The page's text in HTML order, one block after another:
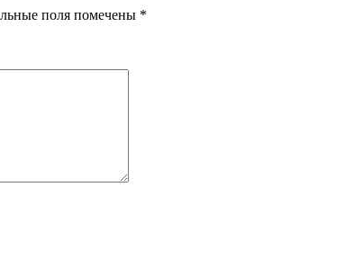
поля помечены *